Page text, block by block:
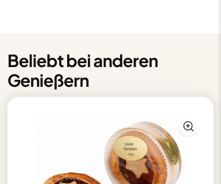
Beliebt bei anderen
Genießern